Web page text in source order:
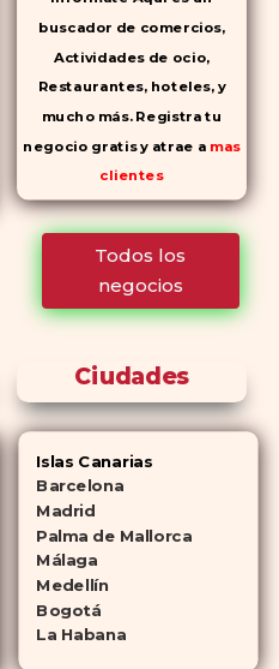
buscador de comercios,
Actividades de ocio,
Restaurantes, hoteles, y
mucho más. Registra tu
negocio gratis y atrae a mas
clientes
Todos los
negocios
Ciudades
Islas Canarias
Barcelona
Madrid
Palma de Mallorca
Málaga
Medellín
Bogotá
La Habana